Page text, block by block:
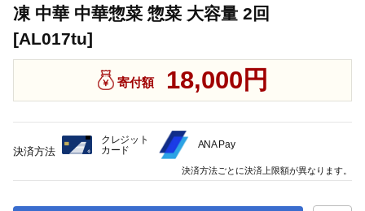
凍 中華 中華惣菜 惣菜 大容量 2回
[AL017tu]
寄付額 18,000円
決済方法
クレジット
カード
ANA Pay
決済方法ごとに決済上限額が異なります。